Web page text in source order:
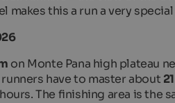
makes this a run a very
on Monte Pana high plateau
have to master about
The finishing area is the